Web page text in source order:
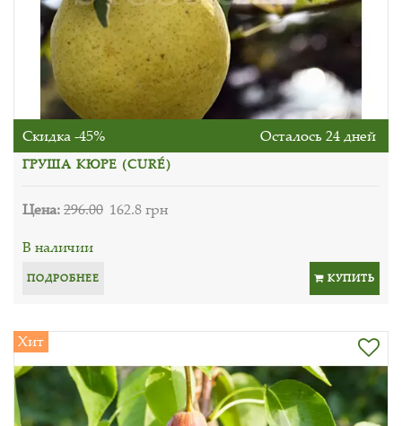
Скидка -45% Осталось 24 дней
ГРУША КЮРЕ (CURÉ)
Цена:296.00 162.8 грн
В наличии
ПОДРОБНЕЕ КУПИТЬ
Хит